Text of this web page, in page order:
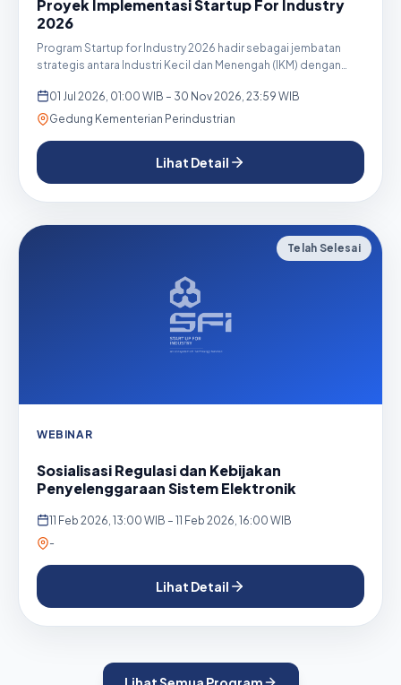
Proyek Implementasi Startup For Industry
2026
Program Startup for Industry 2026 hadir sebagai jembatan
strategis antara Industri Kecil dan Menengah (IKM) dengan
01 Jul 2026, 01:00 WIB – 30 Nov 2026, 23:59 WIB
Gedung Kementerian Perindustrian
Lihat Detail
Telah Selesai
WEBINAR
Sosialisasi Regulasi dan Kebijakan
Penyelenggaraan Sistem Elektronik
11 Feb 2026, 13:00 WIB – 11 Feb 2026, 16:00 WIB
-
Lihat Detail